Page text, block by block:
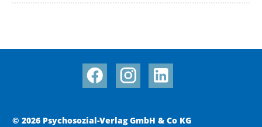
© 2026 Psychosozial-Verlag GmbH & Co KG